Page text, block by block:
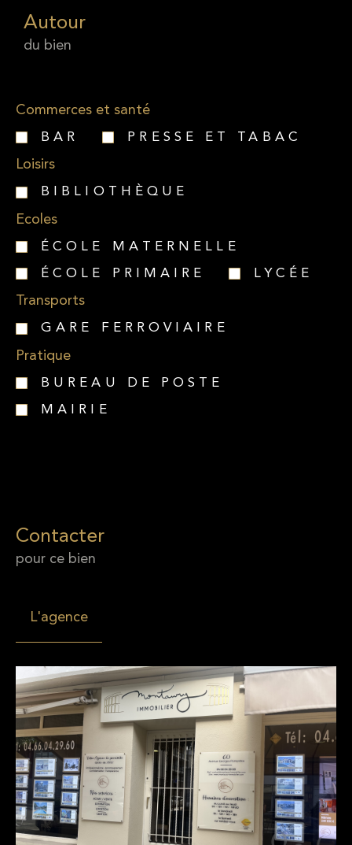
Autour
du bien
Commerces et santé
BAR PRESSE ET TABAC
Loisirs
BIBLIOTHÈQUE
Ecoles
ÉCOLE MATERNELLE
ÉCOLE PRIMAIRE
LYCÉE
Transports
GARE FERROVIAIRE
Pratique
BUREAU DE POSTE
MAIRIE
Contacter
pour ce bien
L'agence